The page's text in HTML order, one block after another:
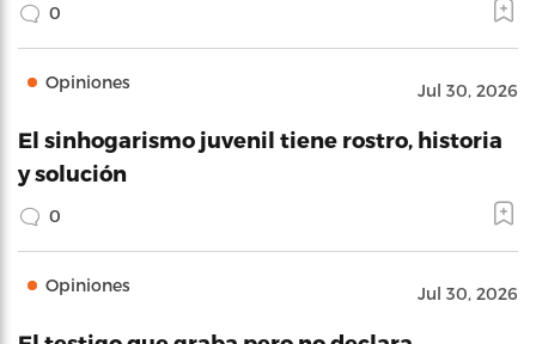
0
Opiniones Jul 30, 2026
El sinhogarismo juvenil tiene rostro, historia
y solución
0
Opiniones Jul 30, 2026